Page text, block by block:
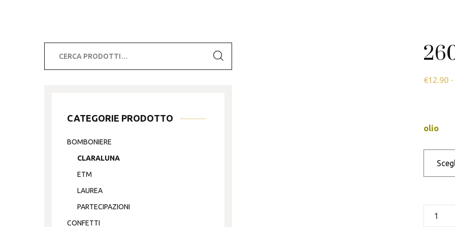
€12.90 -
olio
26078C
CATEGORIE PRODOTTO
BOMBONIERE
CLARALUNA
ETM
LAUREA
PARTECIPAZIONI
CONFETTI